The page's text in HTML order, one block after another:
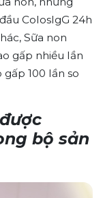
ColosIgG 24h
Sữa non
gấp nhiều lần
100 lần so
bộ sản